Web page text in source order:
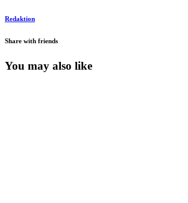
Redaktion
Share with friends
You may also like